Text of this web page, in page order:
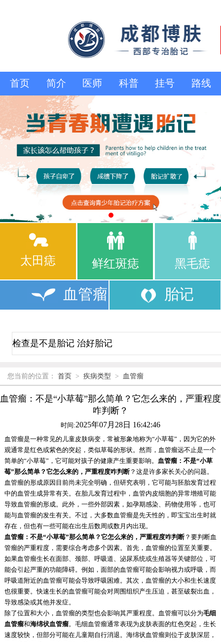
首页 简介 医师 科普 挂号 路线
太田痣 鲜红斑痣 黑毛痣
血管瘤 胎记
您当前的位置： 首页 > 疾病类型 > 血管瘤
血管瘤：不是“小草莓”那么简单？它怎么来的，严重程度
咋判断？
时间:2025年07月28日 16:42:46
血管瘤是一种常见的儿童皮肤病变，常被形象地称为“小草莓”，因为它的外
观通常是红色或紫色的突起，类似草莓的形状。然而，血管瘤远不止是一个
简单的“小草莓”，它可能对孩子的健康产生重要影响。 血管瘤：不是“小草
莓”那么简单？它怎么来的，严重程度咋判断？这是许多家长关心的问题。
血管瘤的形成原因目前尚未完全明确，但研究表明，它可能与胚胎发育过程
中的血管生成异常有关。在胎儿发育过程中，血管内皮细胞的异常增殖可能
导致血管瘤的形成。此外，一些外部因素，如孕期感染、药物使用等，也可
能与血管瘤的发生有关。不过，大多数血管瘤是先天性的，即宝宝出生时就
存在，但也有一些可能在出生后数周或数月内出现。
血管瘤：不是“小草莓”那么简单？它怎么来的，严重程度咋判断？要判断血
管瘤的严重程度，需要综合考虑多个因素。首先，血管瘤的位置至关重要。
如果血管瘤生长在面部、颈部、呼吸道、泌尿系统或生殖器等关键部位，可
能会引起严重的功能障碍。例如，面部的血管瘤可能会影响视力或呼吸，而
呼吸道附近的血管瘤可能会导致呼吸困难。其次，血管瘤的大小和生长速度
也很重要。快速生长的血管瘤可能会对周围组织产生压迫，甚至破裂出血，
导致感染或其他并发症。
除了位置和大小，血管瘤的类型也会影响其严重程度。血管瘤可以分为毛细
血管瘤和海绵状血管瘤。毛细血管瘤通常表现为皮肤表面的红色突起，生长
速度较快，但部分可能在儿童期自行消退。海绵状血管瘤则位于皮肤深层，